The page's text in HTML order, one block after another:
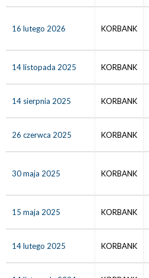
16 lutego 2026 KORBANK
14 listopada 2025 KORBANK
14 sierpnia 2025 KORBANK
26 czerwca 2025 KORBANK
30 maja 2025 KORBANK
15 maja 2025 KORBANK
14 lutego 2025 KORBANK